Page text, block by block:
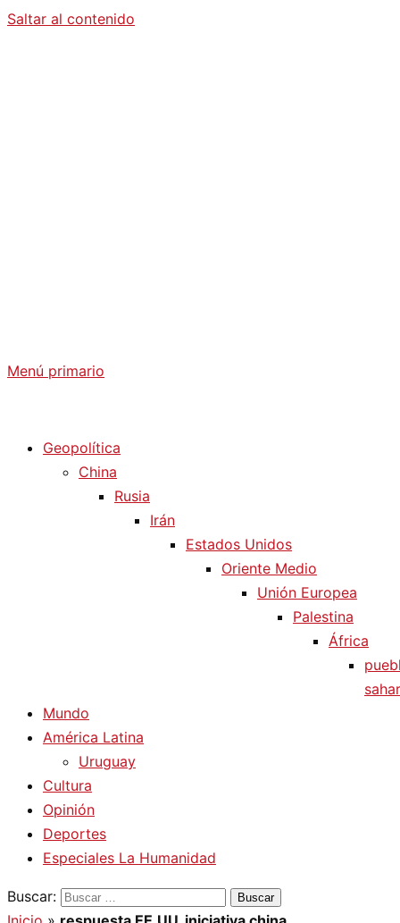
Saltar al contenido
Menú primario
Geopolítica
China
Rusia
Irán
Estados Unidos
Oriente Medio
Unión Europea
Palestina
África
Mundo
América Latina
Uruguay
Cultura
Opinión
Deportes
Especiales La Humanidad
Buscar: